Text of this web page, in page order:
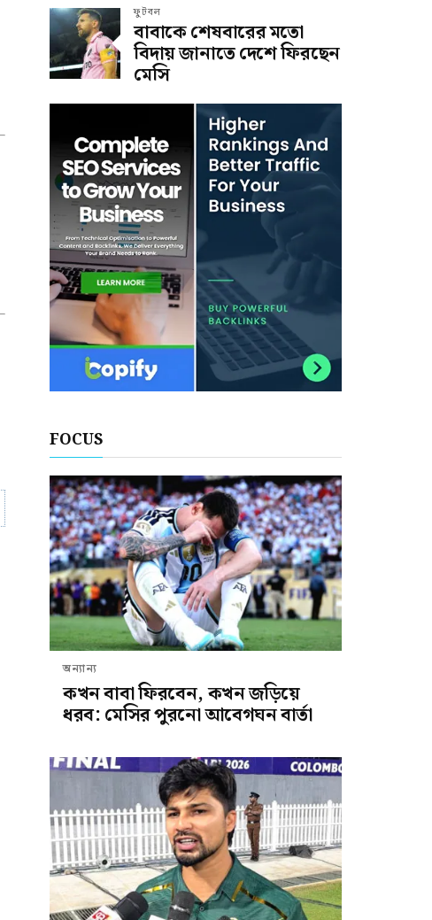
ফুটবল
বাবাকে শেষবারের মতো
বিদায় জানাতে দেশে ফিরছেন
মেসি
FOCUS
অন্যান্য
কখন বাবা ফিরবেন, কখন জড়িয়ে
ধরব: মেসির পুরনো আবেগঘন বার্তা